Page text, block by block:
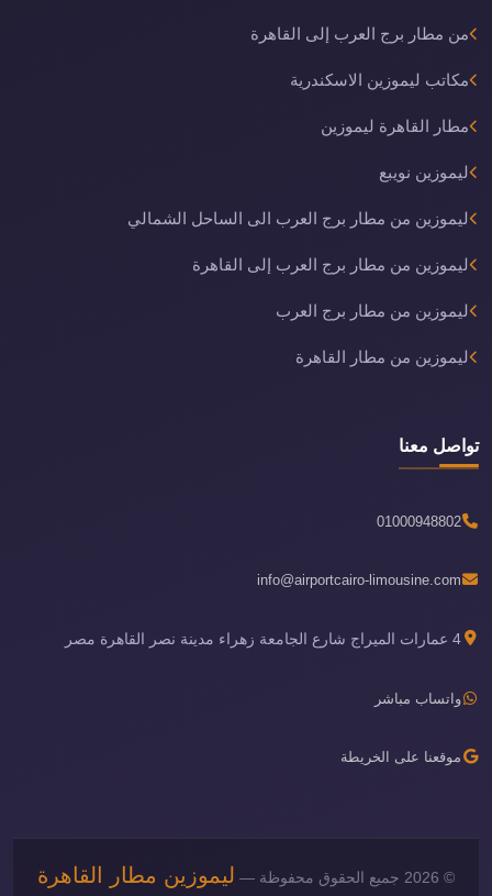
من مطار برج العرب إلى القاهرة
مكاتب ليموزين الاسكندرية
مطار القاهرة ليموزين
ليموزين نويبع
ليموزين من مطار برج العرب الى الساحل الشمالي
ليموزين من مطار برج العرب إلى القاهرة
ليموزين من مطار برج العرب
ليموزين من مطار القاهرة
تواصل معنا
01000948802
info@airportcairo-limousine.com
4 عمارات الميراج شارع الجامعة زهراء مدينة نصر القاهرة مصر
واتساب مباشر
موقعنا على الخريطة
© 2026 جميع الحقوق محفوظة — ليموزين مطار القاهرة